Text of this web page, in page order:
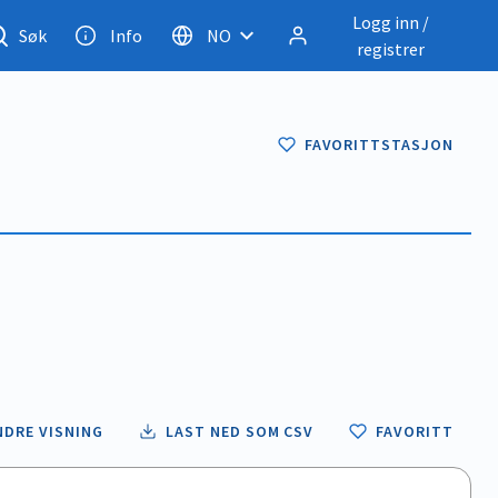
Søk Info NO
Logg inn /
registrer
FAVORITTSTASJON
VISNING LAST NED SOM CSV FAVORITT